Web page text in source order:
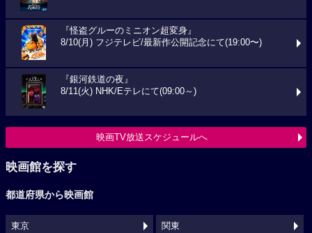
『怪盗グルーのミニオン超変身』
8/10(月) フジテレビ/最新作公開記念にて(19:00〜)
『銀河鉄道の夜』
8/11(火) NHK/Eテレにて(09:00～)
映画TV放送スケジュールへ
映画館を探す
都道府県から映画館
東京 関東